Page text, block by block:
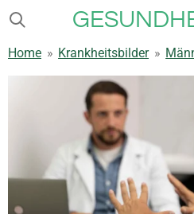
Zum
springen
Home » Krankheitsbilder »